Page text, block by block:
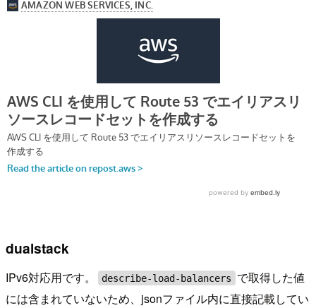
dualstack
IPv6対応用です。 describe-load-balancers
で取得した値
には含まれていないため、jsonファイル内に直接記載してい